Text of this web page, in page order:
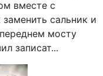
вместе с
сальник и
мосту
записат...